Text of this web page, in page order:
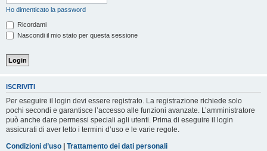
Ho dimenticato la password
Ricordami
Nascondi il mio stato per questa sessione
ISCRIVITI
Per eseguire il login devi essere registrato. La registrazione richiede solo
pochi secondi e garantisce l’accesso alle funzioni avanzate. L’amministratore
può anche dare permessi speciali agli utenti. Prima di eseguire il login
assicurati di aver letto i termini d’uso e le varie regole.
Condizioni d’uso | Trattamento dei dati personali